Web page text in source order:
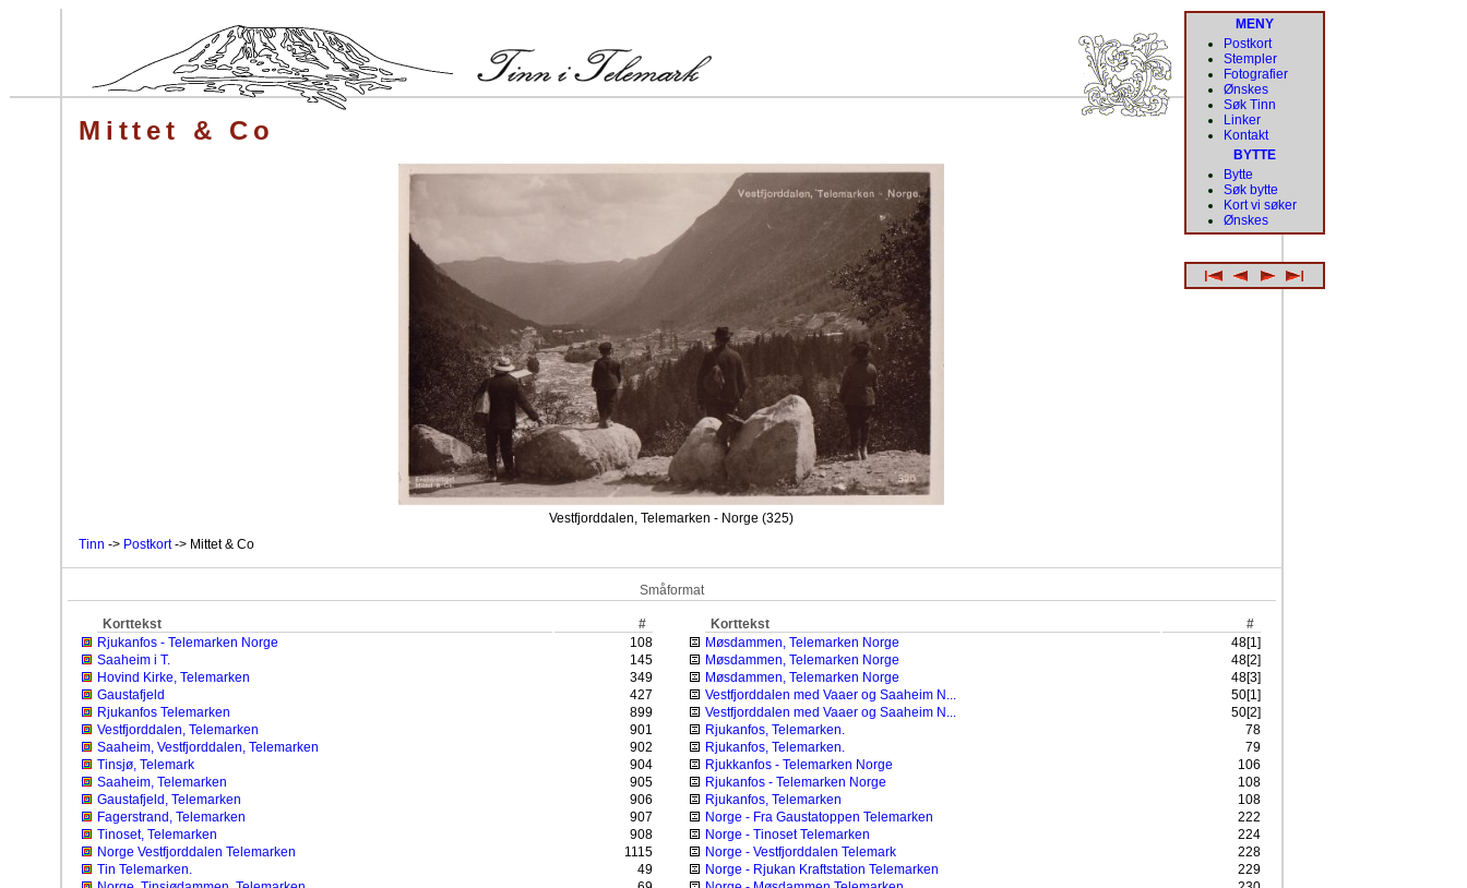
Mittet & Co
Vestfjorddalen, Telemarken - Norge (325)
Tinn -> Postkort-> Mittet & Co
Småformat
Korttekst
#
Rjukanfos - Telemarken Norge
108
Saaheim i T.
145
Hovind Kirke, Telemarken
349
Gaustafjeld
427
Rjukanfos Telemarken
899
Vestfjorddalen, Telemarken
901
Saaheim, Vestfjorddalen, Telemarken
902
Tinsjø, Telemark
904
Saaheim, Telemarken
905
Gaustafjeld, Telemarken
906
Fagerstrand, Telemarken
907
Tinoset, Telemarken
908
Norge Vestfjorddalen Telemarken
1115
Tin Telemarken.
49
Korttekst
#
Møsdammen, Telemarken Norge
48[1]
Møsdammen, Telemarken Norge
48[2]
Møsdammen, Telemarken Norge
48[3]
Vestfjorddalen med Vaaer og Saaheim N...
50[1]
Vestfjorddalen med Vaaer og Saaheim N...
50[2]
Rjukanfos, Telemarken.
78
Rjukanfos, Telemarken.
79
Rjukkanfos - Telemarken Norge
106
Rjukanfos - Telemarken Norge
108
Rjukanfos, Telemarken
108
Norge - Fra Gaustatoppen Telemarken
222
Norge - Tinoset Telemarken
224
Norge - Vestfjorddalen Telemark
228
Norge - Rjukan Kraftstation Telemarken
229
MENY
Postkort
Stempler
Fotografier
Ønskes
Søk Tinn
Linker
Kontakt
BYTTE
Bytte
Søk bytte
Kort vi søker
Ønskes